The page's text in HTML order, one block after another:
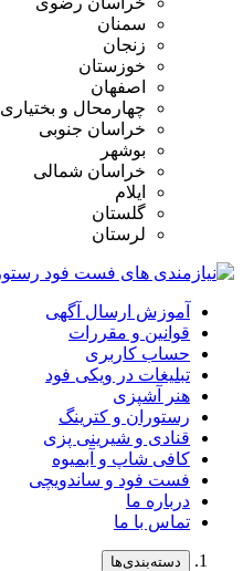
سمنان
زنجان
خوزستان
اصفهان
چهارمحال و بختیاری
خراسان جنوبی
بوشهر
خراسان شمالی
ایلام
گلستان
لرستان
آموزش ارسال آگهی
قوانین و مقررات
حساب کاربری
تبلیغات در ویکی فود
هنر آشپزی
رستوران و کترینگ
قنادی و شیرینی پزی
کافی شاپ و آبمیوه
فست فود و ساندویچی
درباره ما
تماس با ما
دسته‌بندی‌ها